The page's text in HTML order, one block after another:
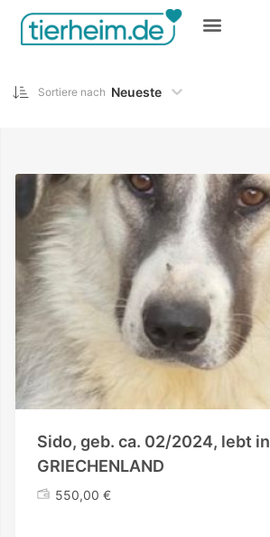
Sortiere nach Neueste
550,00 €
Sido, geb. ca. 02/2024, lebt in
GRIECHENLAND